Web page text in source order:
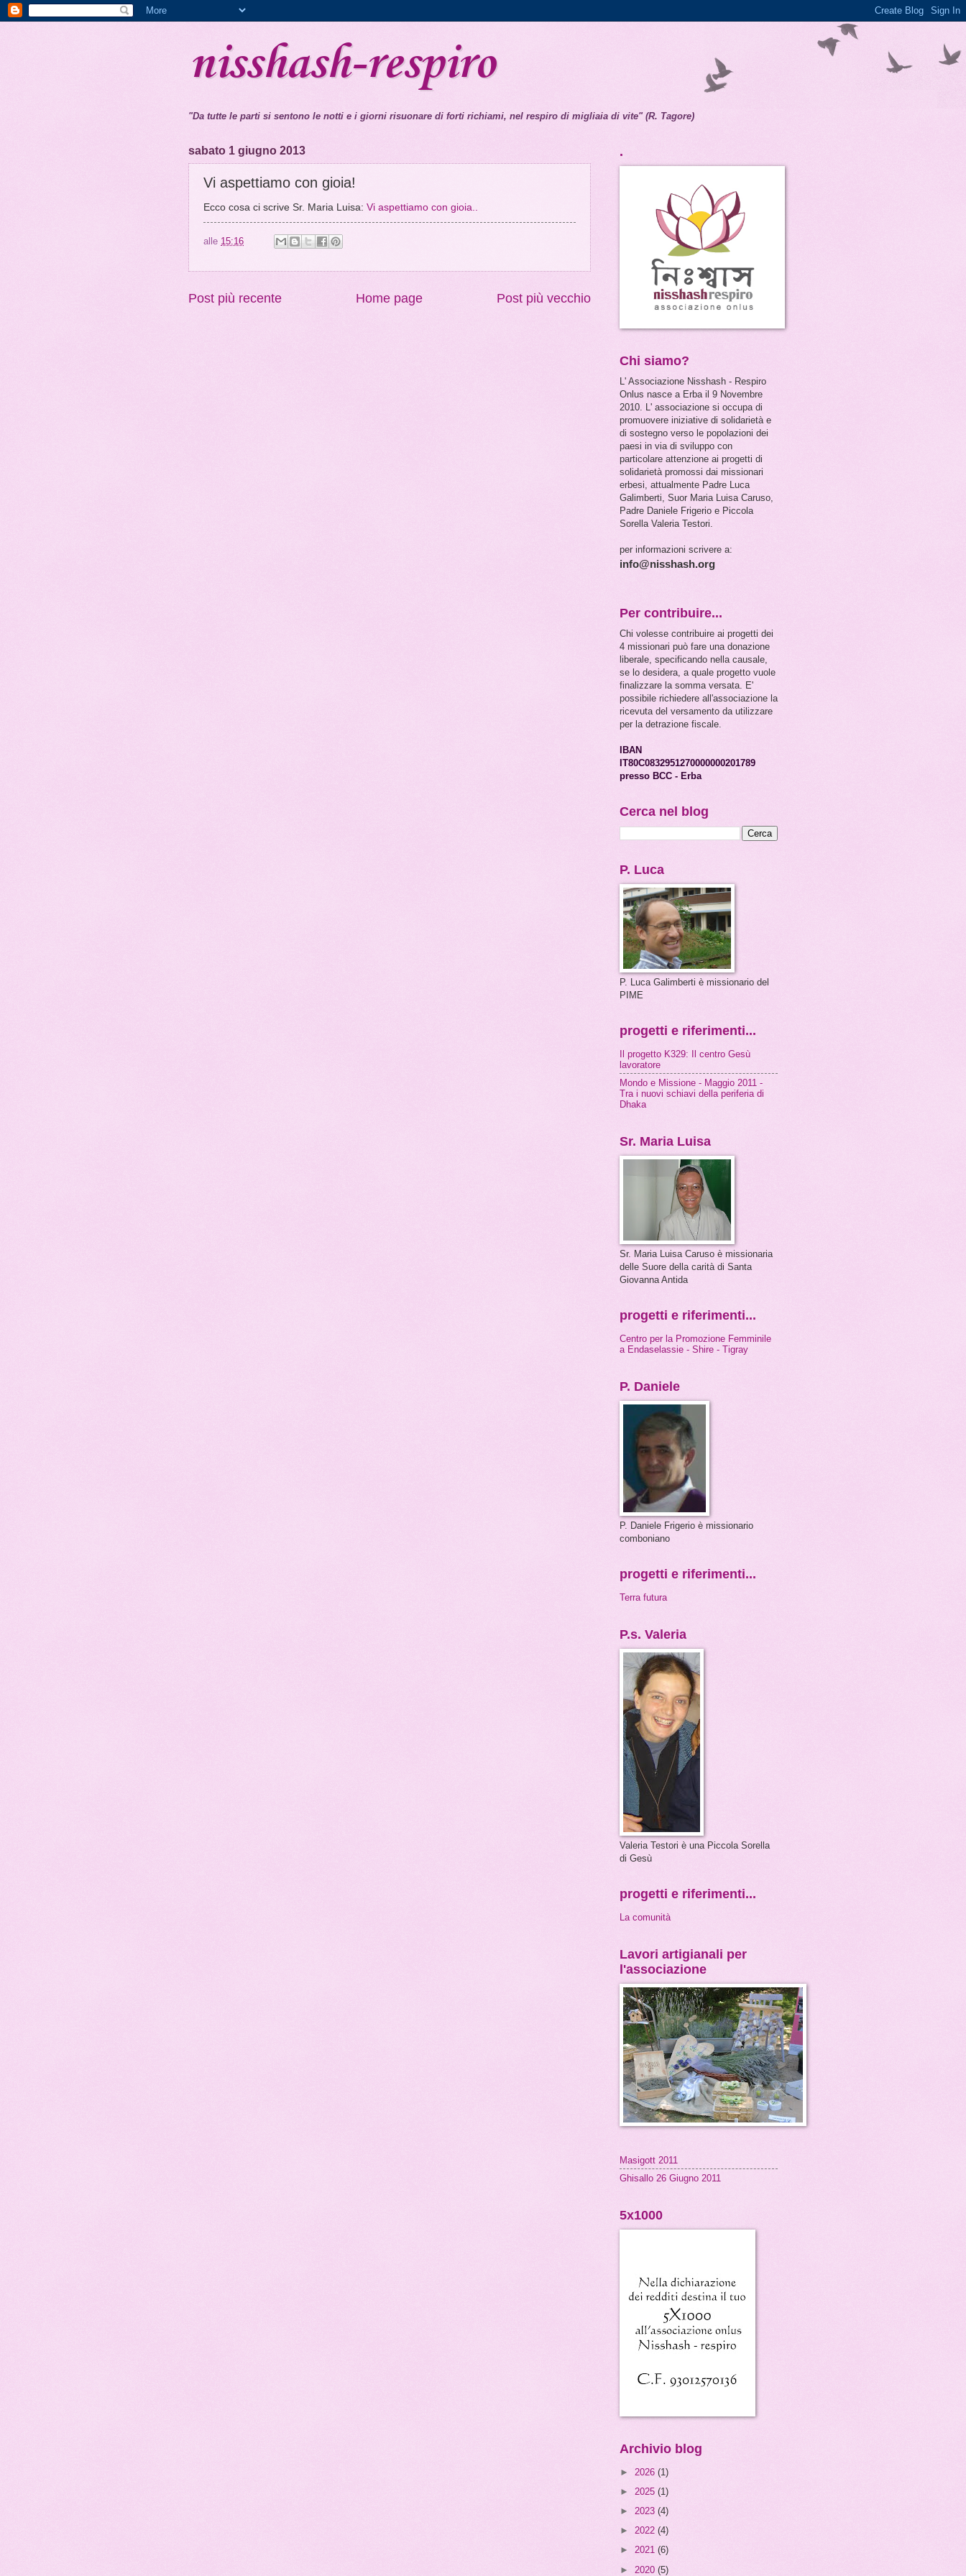
nisshash-respiro
"Da tutte le parti si sentono le notti e i giorni risuonare di forti richiami, nel respiro di migliaia di vite" (R. Tagore)
sabato 1 giugno 2013
Vi aspettiamo con gioia!
Ecco cosa ci scrive Sr. Maria Luisa: Vi aspettiamo con gioia..
alle 15:16
Post più recente Post più vecchio
Home page
.
Chi siamo?
L' Associazione Nisshash - Respiro
Onlus nasce a Erba il 9 Novembre
2010. L' associazione si occupa di
promuovere iniziative di solidarietà e
di sostegno verso le popolazioni dei
paesi in via di sviluppo con
particolare attenzione ai progetti di
solidarietà promossi dai missionari
erbesi, attualmente Padre Luca
Galimberti, Suor Maria Luisa Caruso,
Padre Daniele Frigerio e Piccola
Sorella Valeria Testori.
per informazioni scrivere a:
info@nisshash.org
Per contribuire...
Chi volesse contribuire ai progetti dei
4 missionari può fare una donazione
liberale, specificando nella causale,
se lo desidera, a quale progetto vuole
finalizzare la somma versata. E'
possibile richiedere all'associazione la
ricevuta del versamento da utilizzare
per la detrazione fiscale.
IBAN
IT80C0832951270000000201789
presso BCC - Erba
Cerca nel blog
P. Luca
P. Luca Galimberti è missionario del
PIME
progetti e riferimenti...
Il progetto K329: Il centro Gesù
lavoratore
Mondo e Missione - Maggio 2011 -
Tra i nuovi schiavi della periferia di
Dhaka
Sr. Maria Luisa
Sr. Maria Luisa Caruso è missionaria
delle Suore della carità di Santa
Giovanna Antida
progetti e riferimenti...
Centro per la Promozione Femminile
a Endaselassie - Shire - Tigray
P. Daniele
P. Daniele Frigerio è missionario
comboniano
progetti e riferimenti...
Terra futura
P.s. Valeria
Valeria Testori è una Piccola Sorella
di Gesù
progetti e riferimenti...
La comunità
Lavori artigianali per
l'associazione
Masigott 2011
Ghisallo 26 Giugno 2011
5x1000
Archivio blog
► 2026 (1)
► 2025 (1)
► 2023 (4)
► 2022 (4)
► 2021 (6)
► 2020 (5)